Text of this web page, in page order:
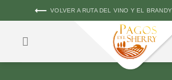
VOLVER A RUTA DEL VINO Y EL BRANDY